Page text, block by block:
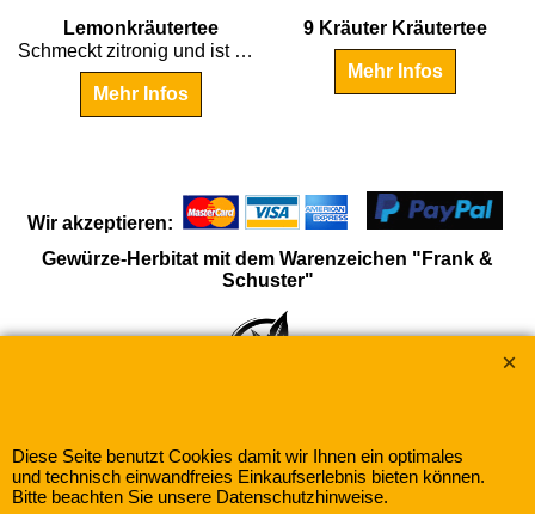
Lemonkräutertee
Schmeckt zitronig und ist gut bekömmlich.
Mehr Infos
9 Kräuter Kräutertee
Mehr Infos
Wir akzeptieren:
Gewürze-Herbitat mit dem Warenzeichen "Frank &
Schuster"
Diese Seite benutzt Cookies damit wir Ihnen ein optimales
und technisch einwandfreies Einkaufserlebnis bieten können.
Bitte beachten Sie unsere Datenschutzhinweise.